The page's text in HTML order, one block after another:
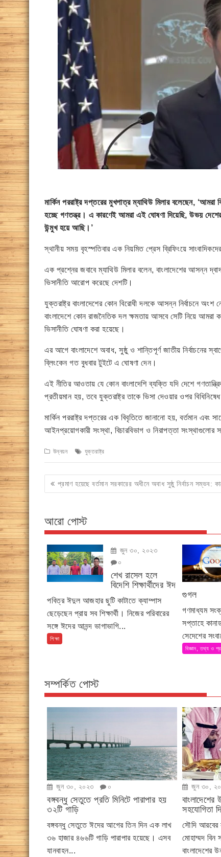
মার্কিন পররাষ্ট্র দপ্তরের মুখপাত্র ম্যাথিউ মিলার বলেছেন,
হচ্ছে গণতন্ত্র। এ কারণেই আমরা এই ঘোষণা দিয়েছি, উভয়
উন্মুখ হয়ে আছি।’
স্থানীয় সময় বৃহস্পতিবার এক নিয়মিত প্রেস ব্রিফিংয়ে
এক প্রশ্নের জবাবে ম্যাথিউ মিলার বলেন, বাংলাদেশের আসন্ন
ভিসানীতি আরোপ করেছে দেশটি।
যুক্তরাষ্ট্র বাংলাদেশের কোন বিরোধী দলকে আসন্ন নির্বাচনে
বাংলাদেশে কোন রাজনৈতিক দল ক্ষমতায় আসবে সেটি নিয়ে
ভিসানীতি ঘোষণা করা হয়েছে।
এর আগে বাংলাদেশে অবাধ, সুষ্ঠু ও শান্তিপূর্ণ জাতীয় নির্বাচনের
ব্লিংকেন গত বুধবার টুইটে এ ঘোষণা দেন।
এই নীতির আওতায় যে কোন বাংলাদেশি ব্যক্তি যদি দেশে
প্রতীয়মান হয়, তবে যুক্তরাষ্ট্র তাকে ভিসা দেওয়ার ওপর
মার্কিন পররাষ্ট্র দপ্তরের এক বিবৃতিতে জানানো হয়, বর্তমান এবং
আইনপ্রয়োগকারী সংস্থা, বিচারবিভাগ ও নিরাপত্তা
উন্নয়ন যুক্তরাষ্ট্র
Post
navigation
প্রমাণ হয়েছে বর্তমান সরকারের অধীনে অবাধ সুষ্ঠু নির্বাচন সম্ভব:
আরো পোস্ট
জুন ৩০, ২০২৩
০
শেখ রাসেল হলে
বিদেশি শিক্ষার্থীদের ঈদ
পবিত্র ঈদুল আজহার ছুটি কাটাতে ক্যাম্পাস
ছেড়েছেন প্রায় সব শিক্ষার্থী। নিজের পরিবারের
সঙ্গে ঈদের আনন্দ ভাগাভাগি...
শিক্ষা
গুগল
গণমাধ্যম
সপ্তাহে
সেদেশের
বিজ্ঞান, তথ্য ও
সম্পর্কিত পোস্ট
জুন ৩০, ২০২৩ ০
বঙ্গবন্ধু সেতুতে প্রতি মিনিটে পারাপার হয়
৩২টি গাড়ি
বঙ্গবন্ধু সেতুতে ঈদের আগের তিন দিন এক লাখ
৩৬ হাজার ৪৬৬টি গাড়ি পারাপার হয়েছে। এসব
যানবাহন...
জুন ৩০,
সহযোগিতা
সৌদি আরবের
মোহাম্মদ